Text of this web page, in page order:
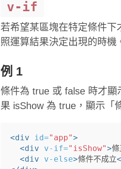
v-if
若希望某區塊在特定條件下
照運算結果決定出現的時機
例 1
條件為 true 或 false 時才顯
果 isShow 為 true，顯示「
<div id="app">
<div
v-if="isShow">條
<div
v-else>條件不成立